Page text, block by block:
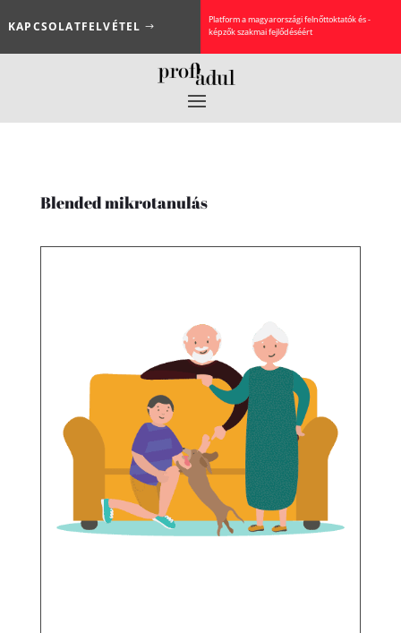
KAPCSOLATFELVÉTEL
Platform a magyarországi felnőttoktatók és -
képzők szakmai fejlődéséért
Blended mikrotanulás